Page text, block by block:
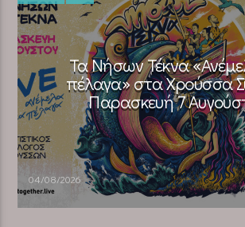
Τα Νήσων Τέκνα
πέλαγα» στα Χρούσσα
Παρασκευή 7
04/08/2026